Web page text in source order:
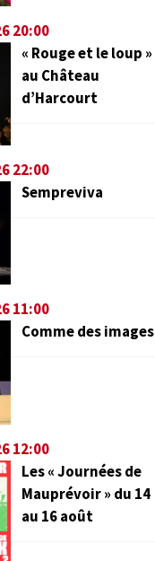
20:00
« Rouge et le loup »
au Château
d’Harcourt
22:00
Sempreviva
11:00
Comme des images
12:00
Les « Journées de
Mauprévoir » du 14
au 16 août